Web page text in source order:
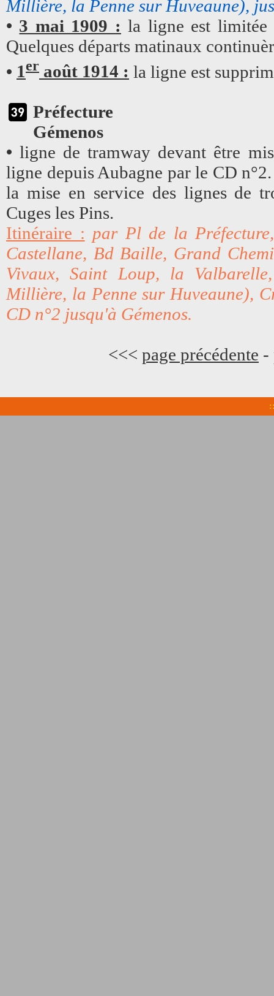
Millière, la Penne sur Huveaune),
• 3 mai 1909 : la ligne est limitée
Quelques départs matinaux
• 1er août 1914 : la ligne est
Préfecture
Gémenos
•ligne de tramway devant être
ligne depuis Aubagne par le CD
la mise en service des lignes de
Cuges les Pins.
Itinéraire : par Pl de la
Castellane, Bd Baille, Grand
Vivaux, Saint Loup, la
Millière, la Penne sur Huveaune),
CD n°2 jusqu'à Gémenos.
<<< page précédente -